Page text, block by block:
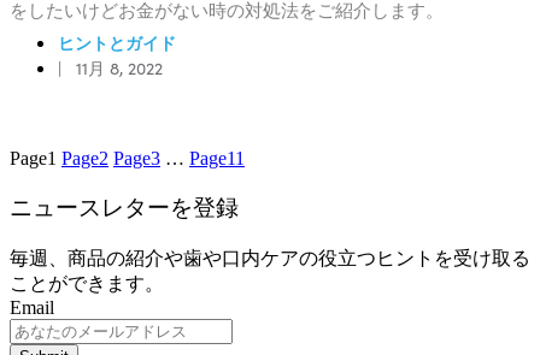
をしたいけどお金がない時の対処法をご紹介します。
ヒントとガイド
|
11月 8, 2022
Page1 Page2 Page3 … Page11
ニュースレターを登録
毎週、商品の紹介や歯や口内ケアの役立つヒントを受け取る
ことができます。
Email